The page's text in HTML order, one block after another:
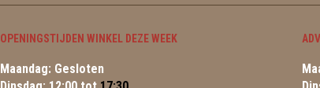
OPENINGSTIJDEN WINKEL DEZE WEEK
Maandag: Gesloten